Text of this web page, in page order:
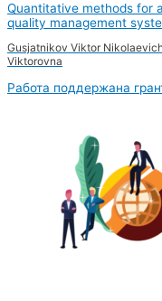
Quantitative methods for
quality management
Gusjatnikov Viktor
Viktorovna
Работа поддержана